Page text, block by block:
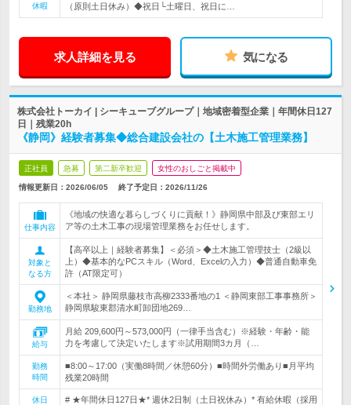
休暇
（原則土日休み）◆祝日└土曜日、祝日に…
求人詳細を見る 気になる
株式会社トーカイ | シーキューブグループ｜地域密着型企業｜年間休日127
日｜残業20h
《静岡》経験者募集◆総合建設会社の【土木施工管理業務】
正社員 急募 第二新卒歓迎 女性のおしごと掲載中
情報更新日：2026/06/05 終了予定日： 2026/11/26
仕事内容
《地域の快適な暮らしづくりに貢献！》静岡県中部及び東部エリ
ア等の土木工事の現場管理業務をお任せします。
対象と
なる方
【高卒以上｜経験者募集】＜必須＞◆土木施工管理技士（2級以
上）◆基本的なPCスキル（Word、Excelの入力）◆普通自動車免
許（AT限定可）
勤務地
＜本社＞ 静岡県藤枝市高柳2333番地の1 ＜静岡東部工事事務所＞
静岡県駿東郡清水町卸団地269…
給与
月給 209,600円～573,000円（一律手当含む）※経験・年齢・能
力を考慮して決定いたします※試用期間3カ月（…
勤務
時間
■8:00～17:00（実働8時間／休憩60分）■時間外労働あり■月平均
残業20時間
休日
# ★年間休日127日★* 週休2日制（土日祝休み）* 有給休暇（採用